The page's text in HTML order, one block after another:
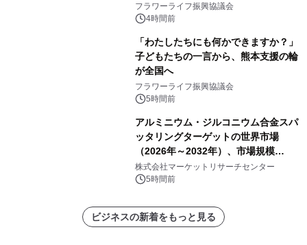
フラワーライフ振興協議会
4時間前
「わたしたちにも何かできますか？」
子どもたちの一言から、熊本支援の輪
が全国へ
フラワーライフ振興協議会
5時間前
アルミニウム・ジルコニウム合金スパ
ッタリングターゲットの世界市場
（2026年～2032年）、市場規模
（0.995、0.999、その他）・分析レポ
ートを発表
株式会社マーケットリサーチセンター
5時間前
ビジネスの新着をもっと見る